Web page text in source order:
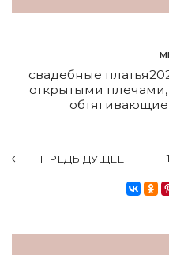
свадебные
открытыми плечами,
обтягивающие
ПРЕДЫДУЩЕЕ